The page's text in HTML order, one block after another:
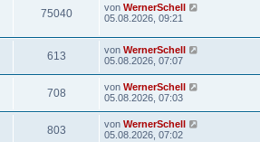
75040 von WernerSchell
05.08.2026, 09:21
613 von WernerSchell
05.08.2026, 07:07
708 von WernerSchell
05.08.2026, 07:03
803 von WernerSchell
05.08.2026, 07:02